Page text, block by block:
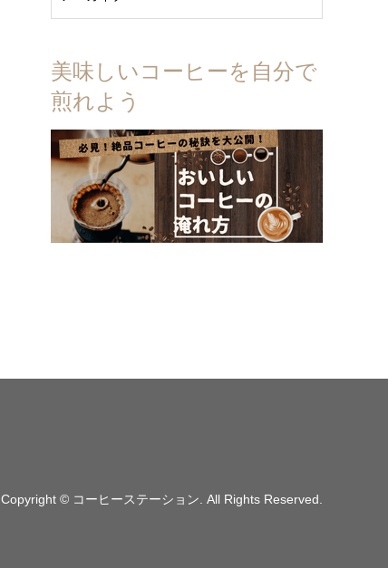
美味しいコーヒーを自分で
煎れよう
Copyright © コーヒーステーション . All Rights Reserved.